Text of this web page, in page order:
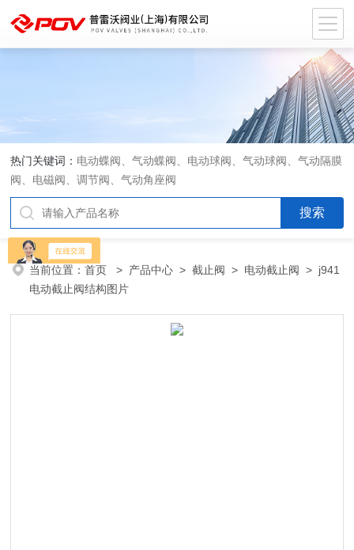
热门关键词： 电动蝶阀、气动蝶阀、电动球阀、气动球阀、气动隔膜
阀、电磁阀、调节阀、气动角座阀
当前位置：首页 > 产品中心 >截止阀 > 电动截止阀 > j941
电动截止阀结构图片